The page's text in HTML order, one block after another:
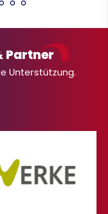
Partner
Unterstützung.